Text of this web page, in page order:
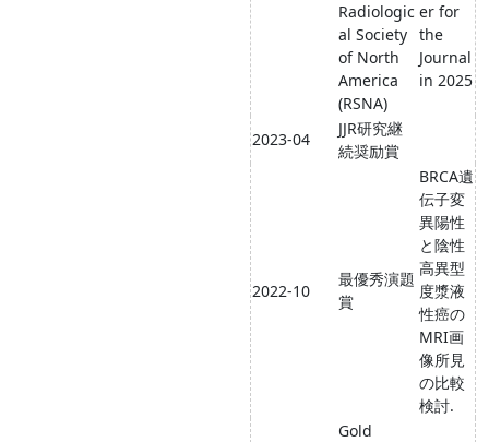
Radiologic
al Society
of North
America
(RSNA)
er for
the
Journal
in 2025
2023-04
JJR研究継
続奨励賞
2022-10
最優秀演題
賞
BRCA遺
伝子変
異陽性
と陰性
高異型
度漿液
性癌の
MRI画
像所見
の比較
検討.
Gold